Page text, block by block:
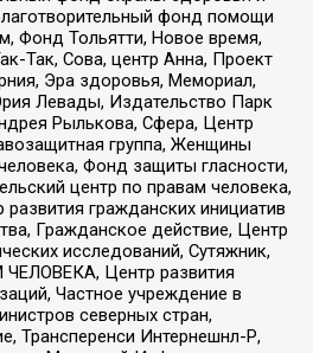
фонд помощи
Фонд Тольятти, Новое время,
Так, Сова, центр Анна, Проект
Эра здоровья, Мемориал,
Левады, Издательство Парк
Рылькова, Сфера, Центр
группа, Женщины
Фонд защиты гласности,
центр по правам человека,
гражданских инициатив
Гражданское действие, Центр
исследований, Сутяжник,
Центр развития
Частное учреждение в
северных стран,
Трансперенси Интернешнл-Р,